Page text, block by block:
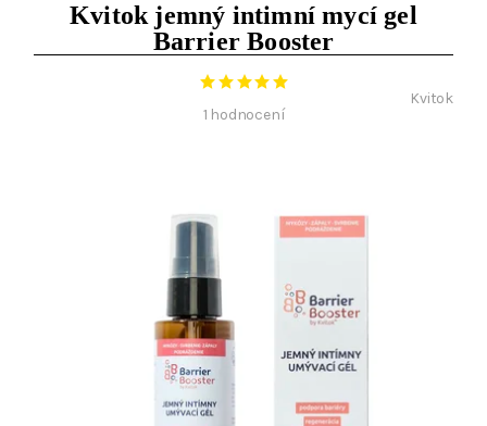
Kvitok jemný intimní mycí gel
Barrier Booster
1 hodnocení
Kvitok